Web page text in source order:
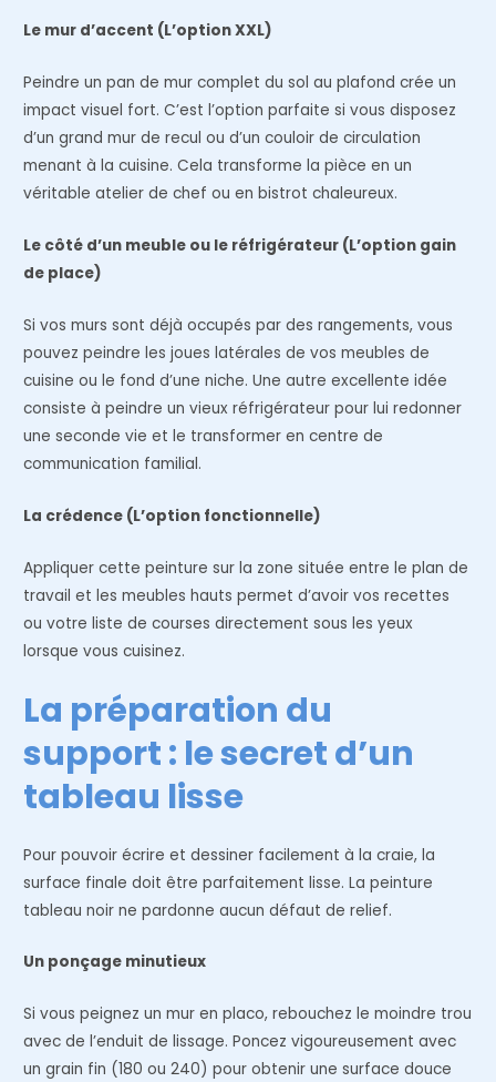
Le mur d’accent (L’option XXL)
Peindre un pan de mur complet du sol au plafond crée un
impact visuel fort. C’est l’option parfaite si vous disposez
d’un grand mur de recul ou d’un couloir de circulation
menant à la cuisine. Cela transforme la pièce en un
véritable atelier de chef ou en bistrot chaleureux.
Le côté d’un meuble ou le réfrigérateur (L’option gain
de place)
Si vos murs sont déjà occupés par des rangements, vous
pouvez peindre les joues latérales de vos meubles de
cuisine ou le fond d’une niche. Une autre excellente idée
consiste à peindre un vieux réfrigérateur pour lui redonner
une seconde vie et le transformer en centre de
communication familial.
La crédence (L’option fonctionnelle)
Appliquer cette peinture sur la zone située entre le plan de
travail et les meubles hauts permet d’avoir vos recettes
ou votre liste de courses directement sous les yeux
lorsque vous cuisinez.
La préparation du
support : le secret d’un
tableau lisse
Pour pouvoir écrire et dessiner facilement à la craie, la
surface finale doit être parfaitement lisse. La peinture
tableau noir ne pardonne aucun défaut de relief.
Un ponçage minutieux
Si vous peignez un mur en placo, rebouchez le moindre trou
avec de l’enduit de lissage. Poncez vigoureusement avec
un grain fin (180 ou 240) pour obtenir une surface douce